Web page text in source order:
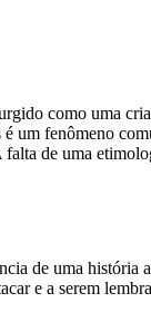
como uma
um fenômeno
falta de uma
de uma história
e a serem